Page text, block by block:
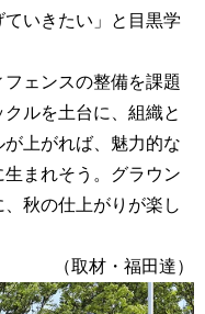
いきたい」と目黒学
ェンスの整備を課題
ルを土台に、組織と
上がれば、魅力的な
まれそう。グラウン
秋の仕上がりが楽し
（取材・福田達）